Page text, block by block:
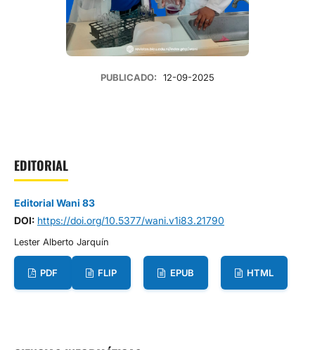
PUBLICADO: 12-09-2025
EDITORIAL
Editorial Wani 83
DOI: https://doi.org/10.5377/wani.v1i83.21790
Lester Alberto Jarquín
PDF FLIP EPUB HTML